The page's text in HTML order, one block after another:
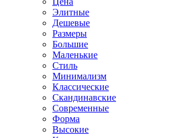
Элитные
Дешевые
Размеры
Большие
Маленькие
Стиль
Минимализм
Классические
Скандинавские
Современные
Форма
Высокие